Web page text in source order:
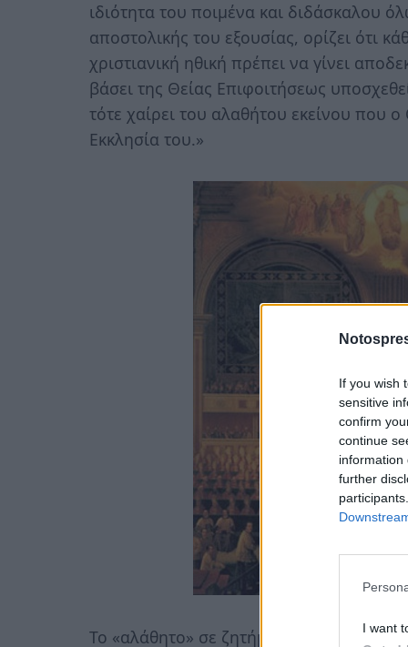
If you wish
sensitive
confirm
continue
information
further
I want
ιδιότητα του ποιμένα και διδάσκαλου
αποστολικής του εξουσίας, ορίζει ότι
χριστιανική ηθική πρέπει να γίνει
βάσει της Θείας Επιφοιτήσεως
τότε χαίρει του αλαθήτου εκείνου που
Εκκλησία του.»
Το «αλάθητο» σε ζητήματα πίστεως μαζί